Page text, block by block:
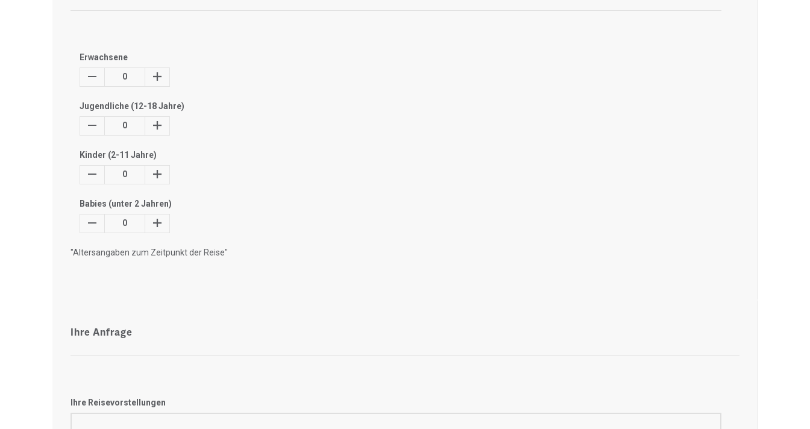
Erwachsene
0
Jugendliche (12-18 Jahre)
0
Kinder (2-11 Jahre)
0
Babies (unter 2 Jahren)
0
"Altersangaben zum Zeitpunkt der Reise"
Ihre Anfrage
Ihre Reisevorstellungen